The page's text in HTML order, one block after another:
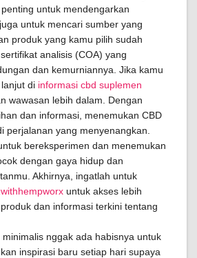
untuk mendengarkan
untuk mencari sumber yang
produk yang kamu pilih sudah
analisis (COA) yang
dan kemurniannya. Jika kamu
di informasi cbd suplemen
wawasan lebih dalam. Dengan
dan informasi, menemukan CBD
perjalanan yang menyenangkan.
bereksperimen dan menemukan
dengan gaya hidup dan
Akhirnya, ingatlah untuk
untuk akses lebih
dan informasi terkini tentang
nggak ada habisnya untuk
inspirasi baru setiap hari supaya